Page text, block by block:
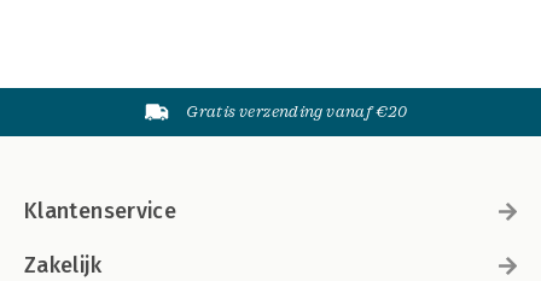
Gratis verzending vanaf €20
Klantenservice
Zakelijk